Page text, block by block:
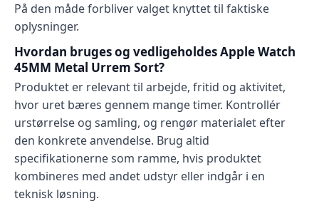
På den måde forbliver valget knyttet til faktiske
oplysninger.
Hvordan bruges og vedligeholdes Apple Watch
45MM Metal Urrem Sort?
Produktet er relevant til arbejde, fritid og aktivitet,
hvor uret bæres gennem mange timer. Kontrollér
urstørrelse og samling, og rengør materialet efter
den konkrete anvendelse. Brug altid
specifikationerne som ramme, hvis produktet
kombineres med andet udstyr eller indgår i en
teknisk løsning.